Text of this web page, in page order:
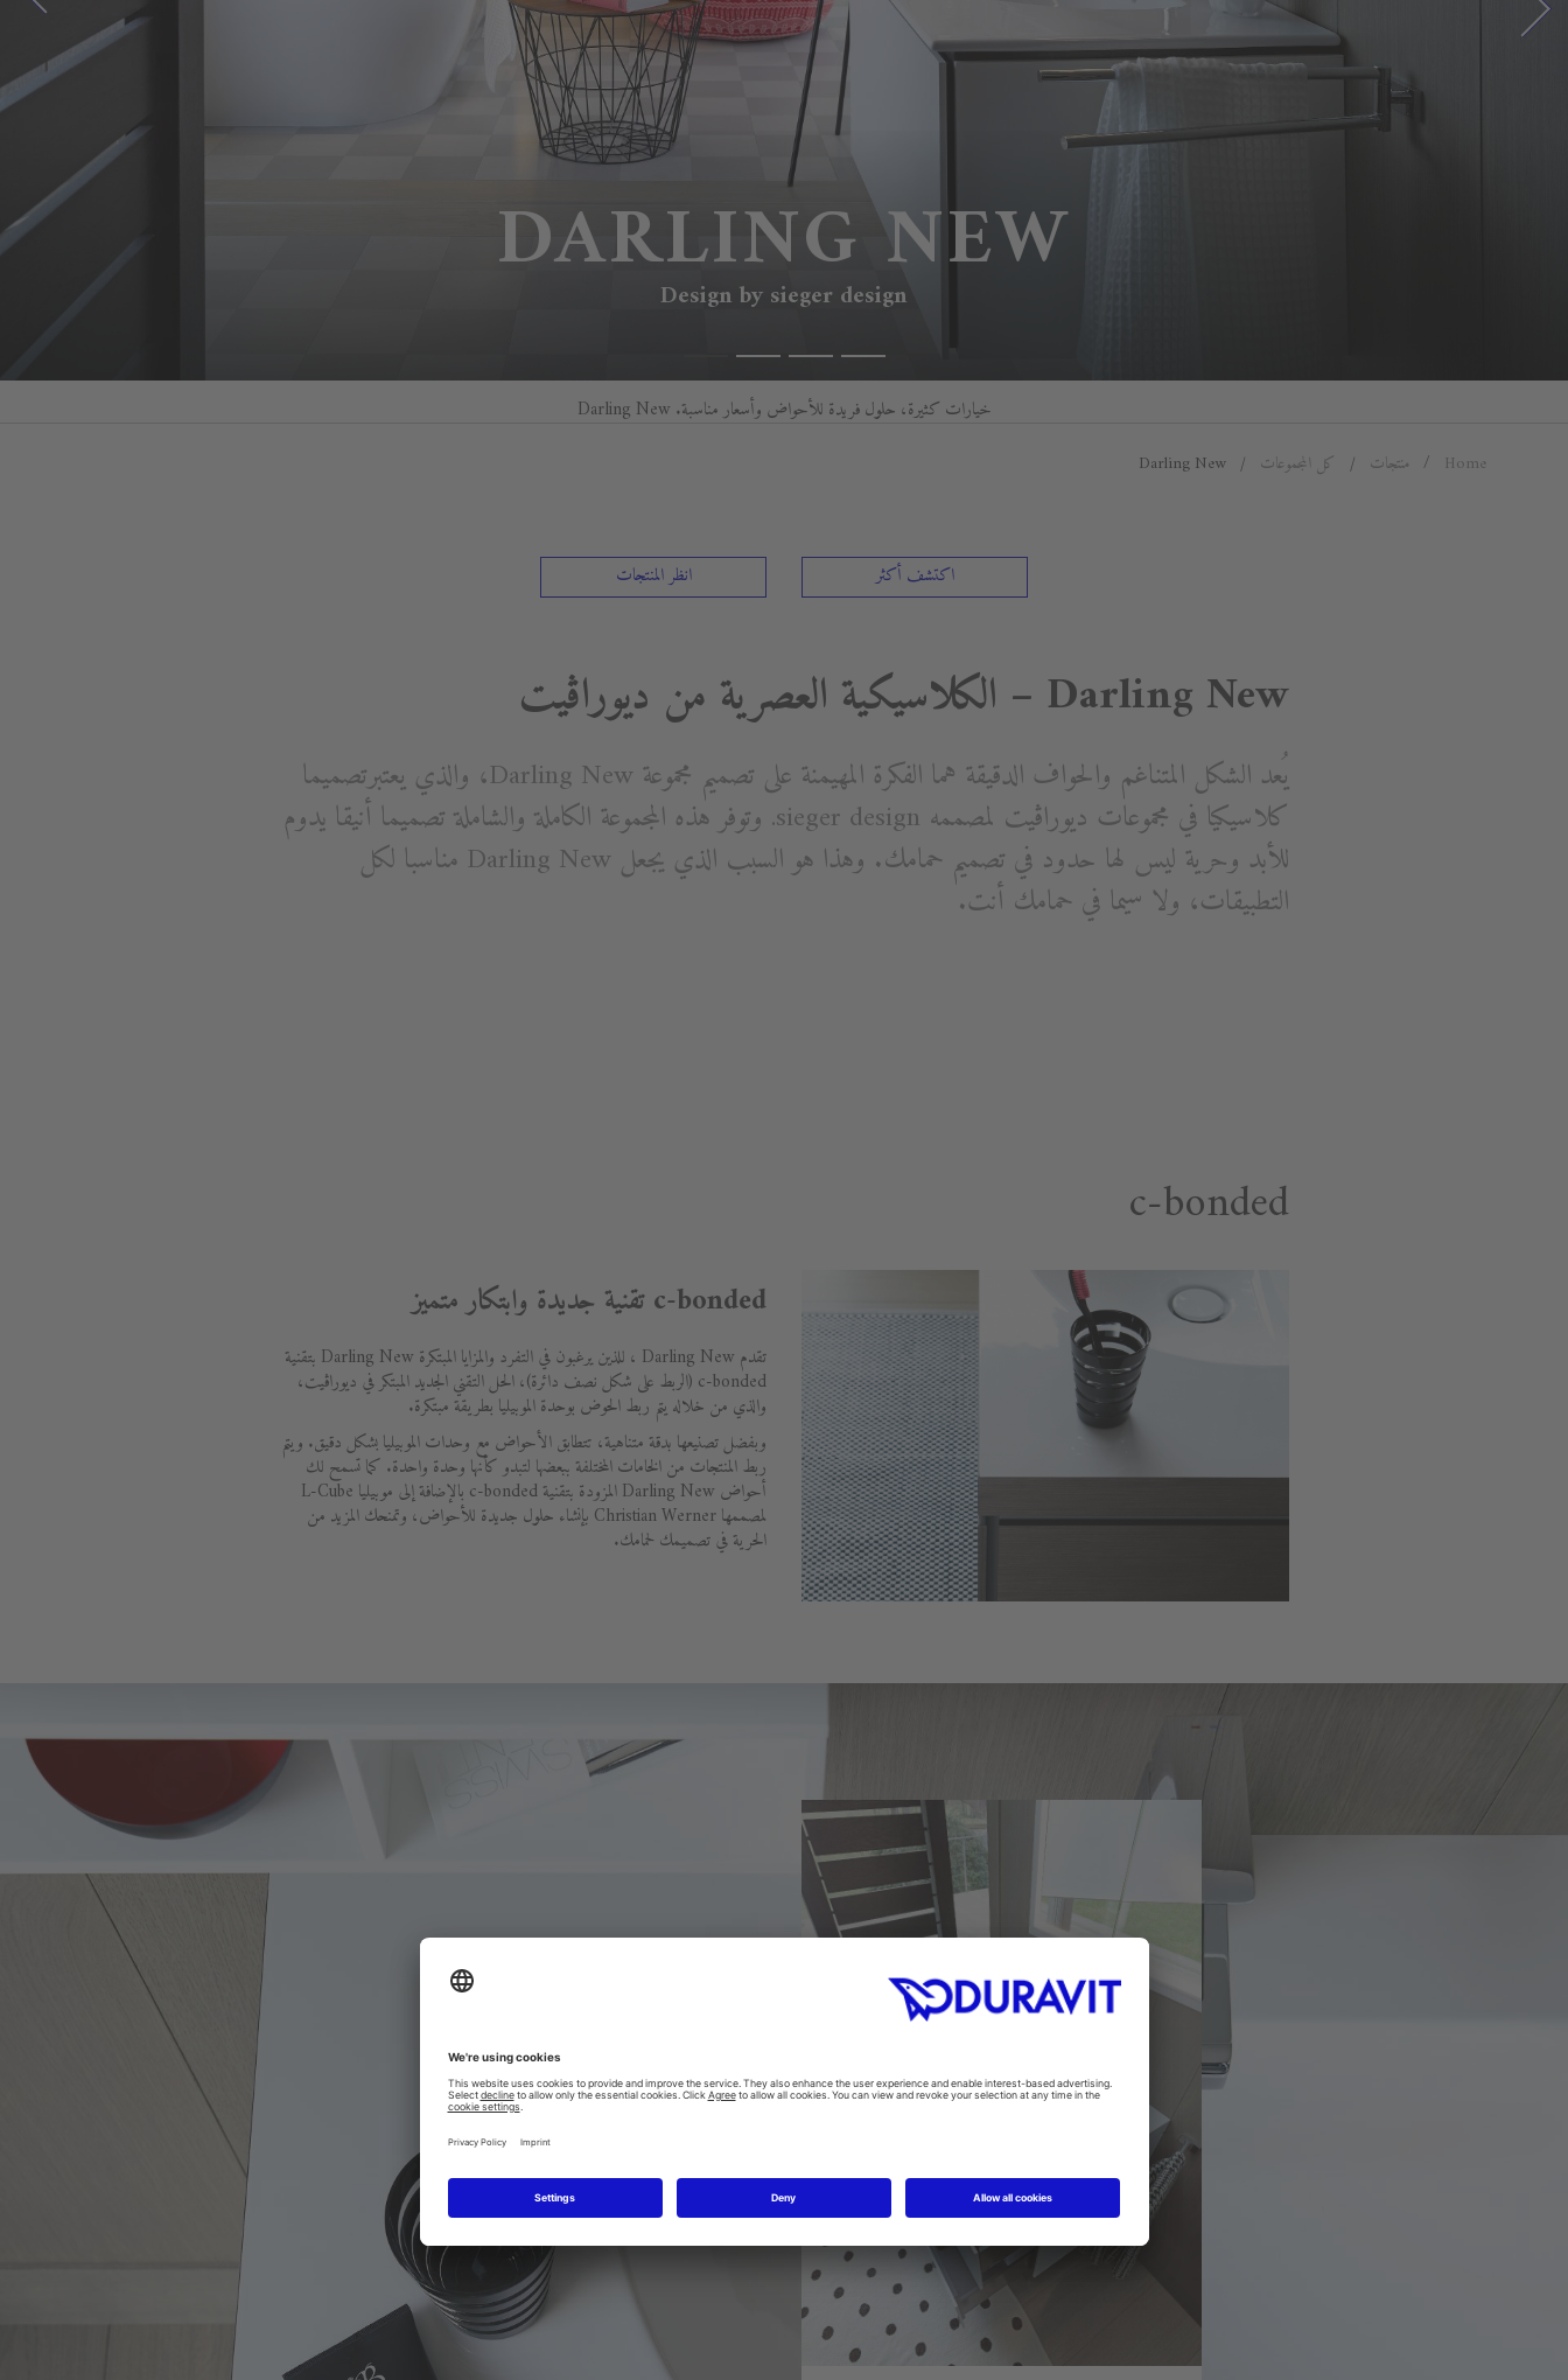
DARLING NEW
Design by sieger design
خيارات كثيرة، حلول فريدة للأحواض وأسعار مناسبة. Darling New
Home منتجات كل المجموعات Darling New
اكتشف أكثر انظر المنتجات
Darling New – الكلاسيكية العصرية من ديوراڨيت
يُعد الشكل المتناغم والحواف الدقيقة هما الفكرة المهيمنة على تصميم مجموعة Darling New، والذي يعتبرتصميما
كلاسيكيا في مجموعات ديوراڨيت لمصممه sieger design. وتوفر هذه المجموعة الكاملة والشاملة تصميما أنيقا يدوم
للأبد وحرية ليس لها حدود في تصميم حمامك. وهذا هو السبب الذي يجعل Darling New مناسبا لكل
التطبيقات، ولا سيما في حمامك أنت.
c-bonded
c-bonded تقنية جديدة وابتكار متميز
تقدم Darling New ، للذين يرغبون في التفرد والمزايا المبتكرة Darling New بتقنية
c-bonded (الربط على شكل نصف دائرة)، الحل التقني الجديد المبتكر في ديوراڨيت،
والذي من خلاله يتم ربط الحوض بوحدة الموبيليا بطريقة مبتكرة.
وبفضل تصنيعها بدقة متناهية، تتطابق الأحواض مع وحدات الموبيليا بشكل دقيق. ويتم
ربط المنتجات من الخامات المختلفة ببعضها لتبدو كأنها وحدة واحدة. كما تسمح لك
أحواض Darling New المزودة بتقنية c-bonded بالإضافة إلى موبيليا L-Cube
لمصممها Christian Werner بإنشاء حلول جديدة للأحواض، وتمنحك المزيد من
الحرية في تصميمك لحمامك.